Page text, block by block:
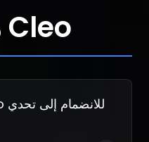
منصة التداول Cleo